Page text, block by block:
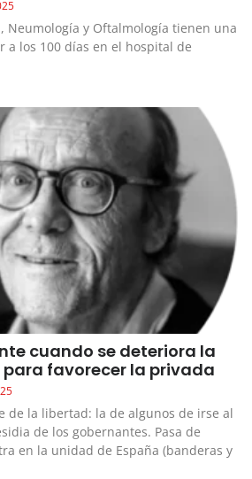
Neumología y Oftalmología tienen una
a los 100 días en el hospital de
cuando se deteriora la
favorecer la privada
de la libertad: la de algunos de irse al
de los gobernantes. Pasa de
en la unidad de España (banderas y